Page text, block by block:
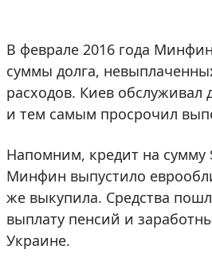
В феврале 2016 года
суммы долга,
расходов. Киев обслуживал
и тем самым просрочил
Напомним, кредит на сумму
Минфин выпустило
же выкупила. Средства
выплату пенсий и
Украине.